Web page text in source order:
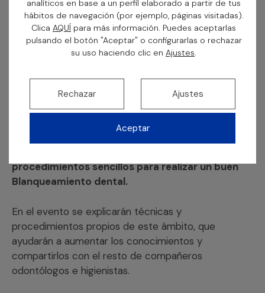
estética dentalcomo las carillas dentales, la
ortodoncia con alineadores y los implantes. Además,
se hará especial énfasis en losriesgos y problemas
que están ocasionando los productos que se
profesional.
El doctor Juanjo Iturralde se encargará de
presentar y cerrar el acto, además de coordinar el
Confección de férulas y de impartir la
procedimientos sencillos para realizar un buen
Blanqueamiento dental.
En el evento se explicarán técnicas y
procedimientos propios de este ámbito, que
ayudarán a aumentar los conocimientos y
compartirlos con el resto de compañeros
odontólogos e higienistas.
analíticos en base a un perfil elaborado a partir de tus
hábitos de navegación (por ejemplo, páginas visitadas).
Clica AQUÍ para más información. Puedes aceptarlas
pulsando el botón "Aceptar" o configurarlas o rechazar
su uso haciendo clic en Ajustes.
Aceptar
Rechazar Ajustes